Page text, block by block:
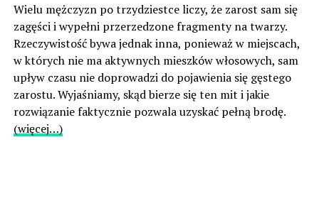
Wielu mężczyzn po trzydziestce liczy, że zarost sam się
zagęści i wypełni przerzedzone fragmenty na twarzy.
Rzeczywistość bywa jednak inna, ponieważ w miejscach,
w których nie ma aktywnych mieszków włosowych, sam
upływ czasu nie doprowadzi do pojawienia się gęstego
zarostu. Wyjaśniamy, skąd bierze się ten mit i jakie
rozwiązanie faktycznie pozwala uzyskać pełną brodę.
(więcej…)